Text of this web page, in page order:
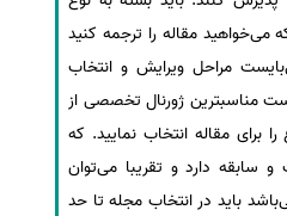
می‌خواهید مقاله را ترجمه کنید
مراحل ویرایش و انتخاب
مناسبترین ژورنال تخصصی از
مقاله انتخاب نمایید. که
و سابقه دارد و تقریبا می‌توان
باید در انتخاب مجله تا حد